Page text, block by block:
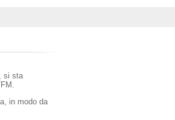
si sta
in modo da